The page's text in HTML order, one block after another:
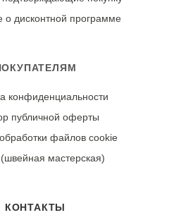
и темно-серых полос. Сушите в
3-5% после первой стирки.
демонстрирует отличную
полосатого узора.
о дисконтной программе
конфиденциальности
публичной оферты
файлов cookie
мастерская)
КОНТАКТЫ